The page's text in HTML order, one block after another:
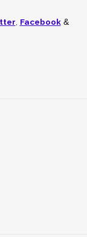
Facebook&